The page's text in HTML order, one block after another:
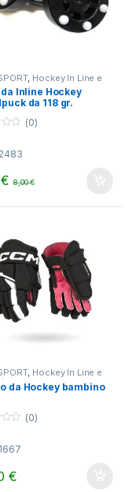
, Hockey In Line e
Inline Hockey
da 118 gr.
(0)
€ 8,00€
possono essere
, Hockey In Line e
da Hockey bambino
(0)
€